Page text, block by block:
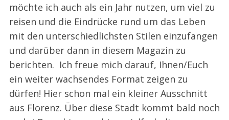
möchte ich auch als ein Jahr nutzen, um viel zu
reisen und die Eindrücke rund um das Leben
mit den unterschiedlichsten Stilen einzufangen
und darüber dann in diesem Magazin zu
berichten. Ich freue mich darauf, Ihnen/Euch
ein weiter wachsendes Format zeigen zu
dürfen! Hier schon mal ein kleiner Ausschnitt
aus Florenz. Über diese Stadt kommt bald noch